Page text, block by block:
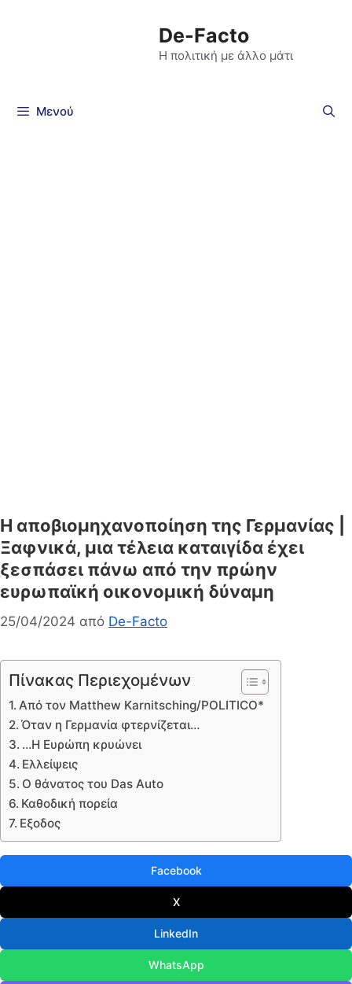
De-Facto
Η πολιτική με άλλο μάτι
Μενού
Η αποβιομηχανοποίηση της Γερμανίας |
Ξαφνικά, μια τέλεια καταιγίδα έχει
ξεσπάσει πάνω από την πρώην
ευρωπαϊκή οικονομική δύναμη
25/04/2024 από De-Facto
Πίνακας Περιεχομένων
Από τον Matthew Karnitsching/POLITICO*
Όταν η Γερμανία φτερνίζεται…
…Η Ευρώπη κρυώνει
Ελλείψεις
Ο θάνατος του Das Auto
Καθοδική πορεία
Εξοδος
Facebook
X
LinkedIn
WhatsApp